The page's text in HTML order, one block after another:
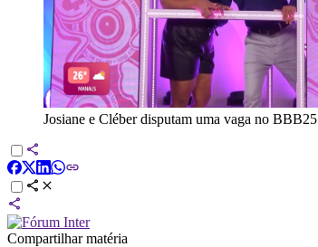
Josiane e Cléber disputam uma vaga no BBB25
Compartilhar matéria